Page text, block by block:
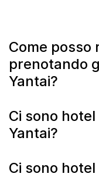
Come posso
prenotando
Yantai?
Ci sono
Yantai?
Ci sono